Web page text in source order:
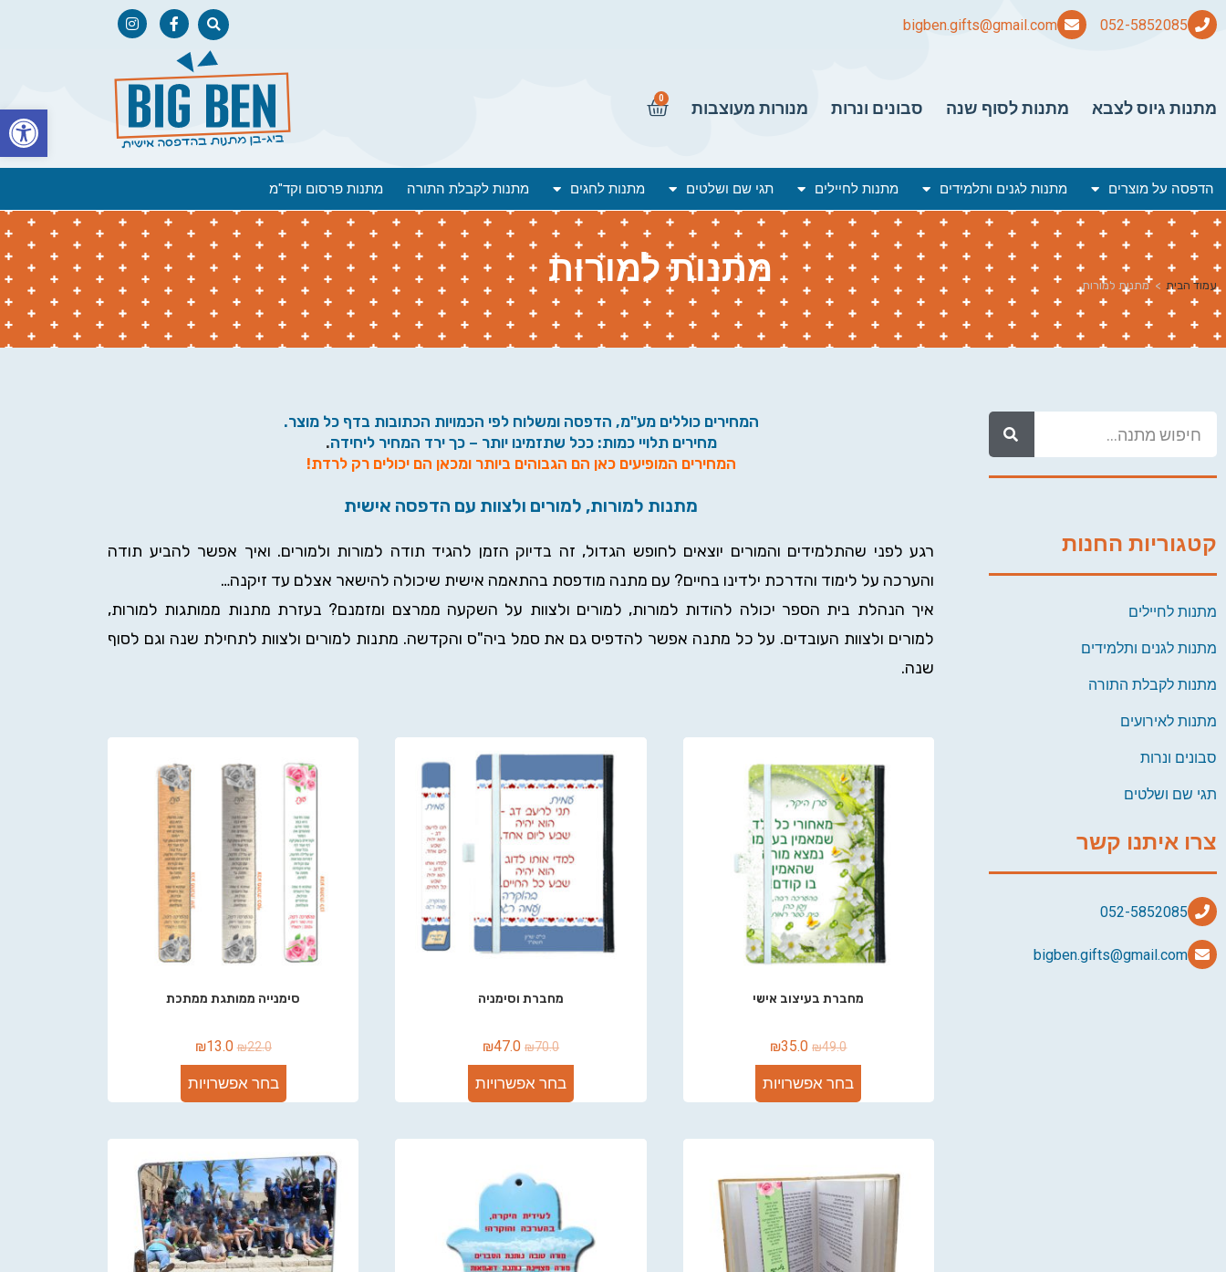
bigben.gifts@gmail.com
מתנות גיוס לצבא מתנות לסוף שנה סבונים ונרות מנורות מעוצבות
0
הדפסה על מוצרים מתנות לגנים ותלמידים מתנות לחיילים תגי שם ושלטים מתנות לחגים מתנות לקבלת התורה מתנות פרסום וקד"מ
מתנות למורות עמוד הבית > מתנות למורות
קטגוריות החנות
מתנות לחיילים
מתנות לגנים ותלמידים
מתנות לקבלת התורה
מתנות לאירועים
סבונים ונרות
תגי שם ושלטים
צרו איתנו קשר
bigben.gifts@gmail.com
המחירים כוללים מע"מ, הדפסה ומשלוח לפי הכמויות הכתובות בדף כל מוצר.
מחירים תלויי כמות: ככל שתזמינו יותר – כך ירד המחיר ליחידה.
המחירים המופיעים כאן הם הגבוהים ביותר ומכאן הם יכולים רק לרדת!
מתנות למורות, למורים ולצוות עם הדפסה אישית
רגע לפני שהתלמידים והמורים יוצאים לחופש הגדול, זה בדיוק הזמן להגיד תודה למורות ולמורים. ואיך אפשר להביע תודה
והערכה על לימוד והדרכת ילדינו בחיים? עם מתנה מודפסת בהתאמה אישית שיכולה להישאר אצלם עד זיקנה…
איך הנהלת בית הספר יכולה להודות למורות, למורים ולצוות על השקעה ממרצם ומזמנם? בעזרת מתנות ממותגות למורות,
למורים ולצוות העובדים. על כל מתנה אפשר להדפיס גם את סמל ביה"ס והקדשה. מתנות למורים ולצוות לתחילת שנה וגם לסוף
שנה.
מחברת בעיצוב אישי
₪49.0
₪35.0
בחר אפשרויות
מחברת וסימניה
₪70.0
₪47.0
בחר אפשרויות
סימנייה ממותגת ממתכת
₪22.0
₪13.0
בחר אפשרויות